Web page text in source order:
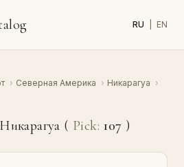
RU EN
› Северная Америка › Никарагуа ›
( Pick: 107 )